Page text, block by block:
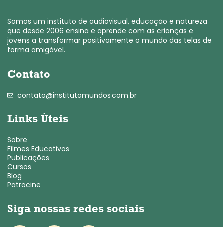
Somos um instituto de audiovisual, educação e natureza
que desde 2006 ensina e aprende com as crianças e
jovens a transformar positivamente o mundo das telas de
forma amigável.
Contato
contato@institutomundos.com.br
Links Úteis
Sobre
Filmes Educativos
Publicações
Cursos
Blog
Patrocine
Siga nossas redes sociais